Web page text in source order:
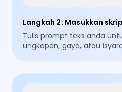
Langkah 2: Masukkan
Tulis prompt teks anda
ungkapan, gaya, atau